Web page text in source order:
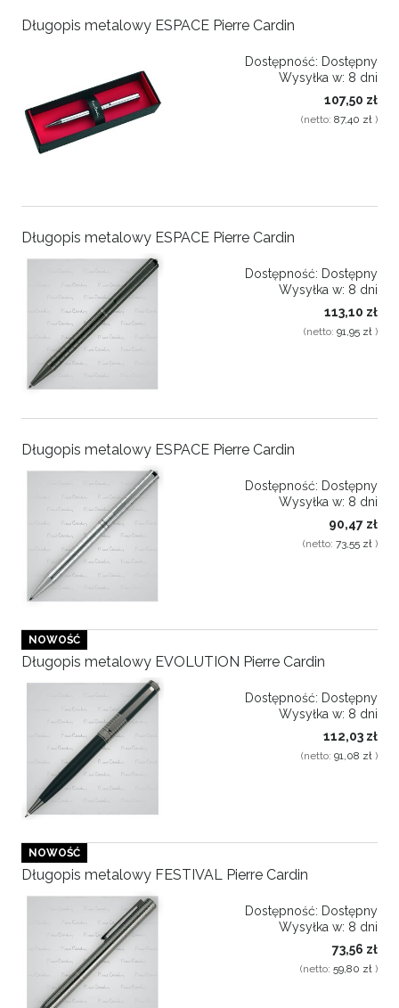
Długopis metalowy ESPACE Pierre Cardin
Dostępność: Dostępny
Wysyłka w: 8 dni
107,50 zł
(netto: 87,40 zł )
Długopis metalowy ESPACE Pierre Cardin
Dostępność: Dostępny
Wysyłka w: 8 dni
113,10 zł
(netto: 91,95 zł )
Długopis metalowy ESPACE Pierre Cardin
Dostępność: Dostępny
Wysyłka w: 8 dni
90,47 zł
(netto: 73,55 zł )
Długopis metalowy EVOLUTION Pierre Cardin
Dostępność: Dostępny
Wysyłka w: 8 dni
112,03 zł
(netto: 91,08 zł )
NOWOŚĆ
Długopis metalowy FESTIVAL Pierre Cardin
Dostępność: Dostępny
Wysyłka w: 8 dni
73,56 zł
(netto: 59,80 zł )
NOWOŚĆ